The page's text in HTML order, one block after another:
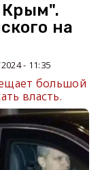
на
- 11:35
большой
власть.